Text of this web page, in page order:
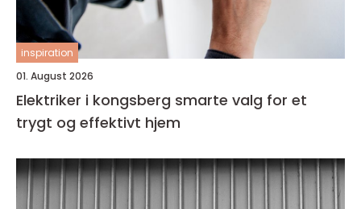
inspiration
01. August 2026
Elektriker i kongsberg smarte valg for et
trygt og effektivt hjem